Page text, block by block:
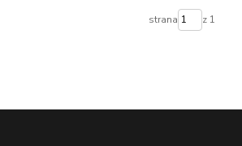
strana z 1